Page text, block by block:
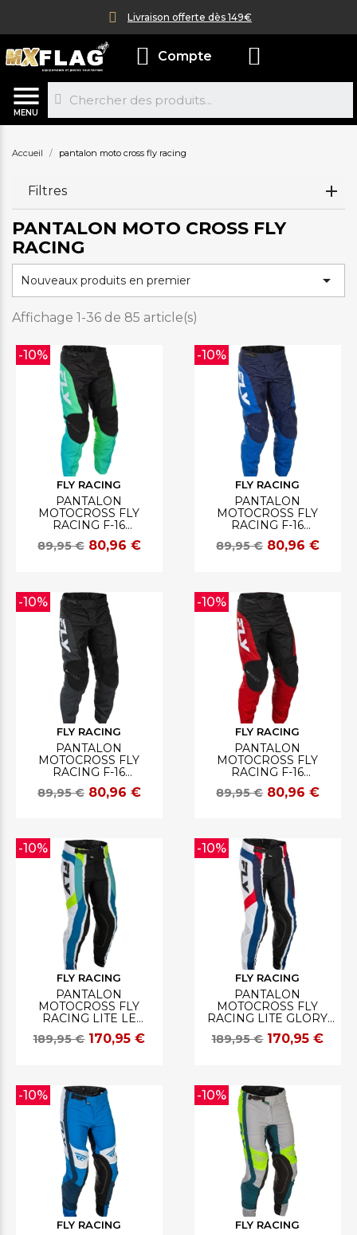
Livraison offerte dès 149€
MENU
Compte
Accueil pantalon moto cross fly racing
Filtres
PANTALON MOTO CROSS FLY
RACING
Nouveaux produits en premier 
Affichage 1-36 de 85 article(s)
FLY RACING
PANTALON
MOTOCROSS FLY
RACING F-16
AQUA/NOIR/BLANC
89,95 € 80,96 €
-10%
FLY RACING
PANTALON
MOTOCROSS FLY
RACING F-16
BLEU/DARK
BLEU/BLANC
89,95 € 80,96 €
-10%
FLY RACING
PANTALON
MOTOCROSS FLY
RACING F-16
NOIR/BLANC
89,95 € 80,96 €
-10%
FLY RACING
PANTALON
MOTOCROSS FLY
RACING F-16
ROUGE/NOIR/BLANC
89,95 € 80,96 €
-10%
FLY RACING
PANTALON
MOTOCROSS FLY
RACING LITE LE
CURRENT EDITION
LIMITEE
189,95 € 170,95 €
-10%
FLY RACING
PANTALON
MOTOCROSS FLY
RACING LITE GLORY
EDITION SPECIALE
ROUGE/BLANC/BLEU
189,95 € 170,95 €
-10%
FLY RACING
-10%
FLY RACING
-10%